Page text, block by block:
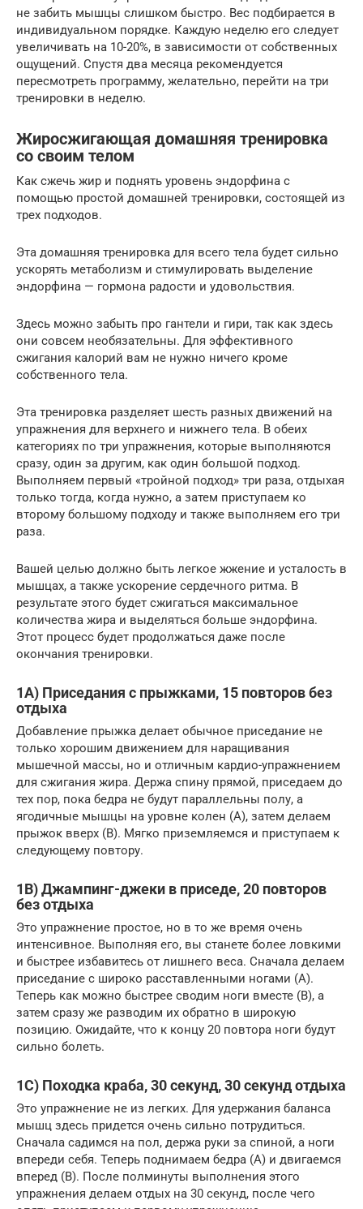
не забить мышцы слишком быстро. Вес подбирается в
индивидуальном порядке. Каждую неделю его следует
увеличивать на 10-20%, в зависимости от собственных
ощущений. Спустя два месяца рекомендуется
пересмотреть программу, желательно, перейти на три
тренировки в неделю.
Жиросжигающая домашняя тренировка
со своим телом
Как сжечь жир и поднять уровень эндорфина с
помощью простой домашней тренировки, состоящей из
трех подходов.
Эта домашняя тренировка для всего тела будет сильно
ускорять метаболизм и стимулировать выделение
эндорфина — гормона радости и удовольствия.
Здесь можно забыть про гантели и гири, так как здесь
они совсем необязательны. Для эффективного
сжигания калорий вам не нужно ничего кроме
собственного тела.
Эта тренировка разделяет шесть разных движений на
упражнения для верхнего и нижнего тела. В обеих
категориях по три упражнения, которые выполняются
сразу, один за другим, как один большой подход.
Выполняем первый «тройной подход» три раза, отдыхая
только тогда, когда нужно, а затем приступаем ко
второму большому подходу и также выполняем его три
раза.
Вашей целью должно быть легкое жжение и усталость в
мышцах, а также ускорение сердечного ритма. В
результате этого будет сжигаться максимальное
количества жира и выделяться больше эндорфина.
Этот процесc будет продолжаться даже после
окончания тренировки.
1А) Приседания с прыжками, 15 повторов без
отдыха
Добавление прыжка делает обычное приседание не
только хорошим движением для наращивания
мышечной массы, но и отличным кардио-упражнением
для сжигания жира. Держа спину прямой, приседаем до
тех пор, пока бедра не будут параллельны полу, а
ягодичные мышцы на уровне колен (A), затем делаем
прыжок вверх (B). Мягко приземляемся и приступаем к
следующему повтору.
1B) Джампинг-джеки в приседе, 20 повторов
без отдыха
Это упражнение простое, но в то же время очень
интенсивное. Выполняя его, вы станете более ловкими
и быстрее избавитесь от лишнего веса. Сначала делаем
приседание с широко расставленными ногами (A).
Теперь как можно быстрее сводим ноги вместе (B), а
затем сразу же разводим их обратно в широкую
позицию. Ожидайте, что к концу 20 повтора ноги будут
сильно болеть.
1C) Походка краба, 30 секунд, 30 секунд отдыха
Это упражнение не из легких. Для удержания баланса
мышц здесь придется очень сильно потрудиться.
Сначала садимся на пол, держа руки за спиной, а ноги
впереди себя. Теперь поднимаем бедра (A) и двигаемся
вперед (B). После полминуты выполнения этого
упражнения делаем отдых на 30 секунд, после чего